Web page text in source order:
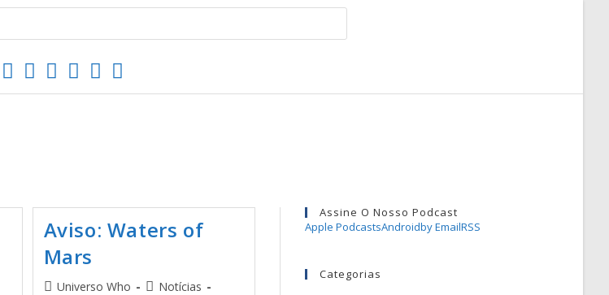
Aviso: Waters of
Mars
Universo Who
Notícias
Assine O Nosso Podcast
Apple PodcastsAndroidby EmailRSS
Categorias